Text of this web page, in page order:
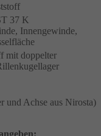
37 K
Innengewinde,
mit doppelter
und Achse aus Nirosta)